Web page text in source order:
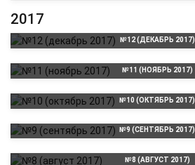
2017
№12 (ДЕКАБРЬ 2017)
№11 (НОЯБРЬ 2017)
№10 (ОКТЯБРЬ 2017)
№9 (СЕНТЯБРЬ 2017)
№8 (АВГУСТ 2017)